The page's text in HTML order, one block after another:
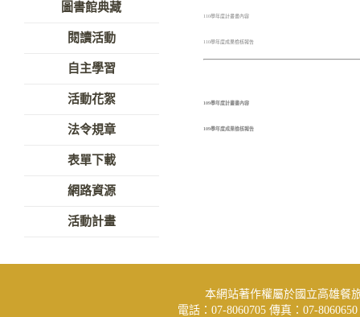
圖書館典藏
閱讀活動
自主學習
活動花絮
法令規章
表單下載
網路資源
活動計畫
110學年度計畫書內容
110學年度成果檢核報告
109學年度計畫書內容
109學年度成果檢核報告
本網站著作權屬於國立高雄餐
電話：07-8060705 傳真：07-